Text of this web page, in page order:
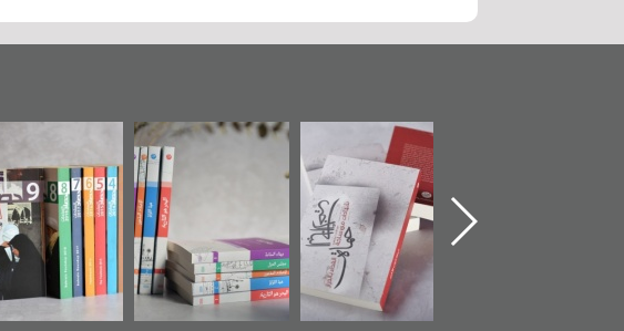
تصنيف موضوعي
للوثائق البريطانية
يقدمه «مركز أوال»
في سلسلة من 5
كتب
"مرآة البحرين"
جديدة لمعتقل
عسكري تصدر عن
«مرآة البحرين»